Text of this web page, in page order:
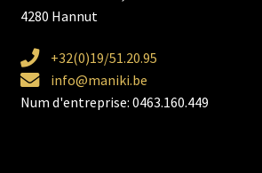
4280 Hannut
+32(0)19/51.20.95
info@maniki.be
Num d'entreprise: 0463.160.449